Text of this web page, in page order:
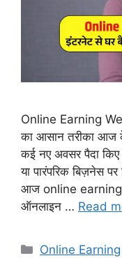
Online Earning
का आसान तरीका आज
कई नए अवसर पैदा
या पारंपरिक बिज़नेस
आज online earning
ऑनलाइन … Read
Categories
Online Earning